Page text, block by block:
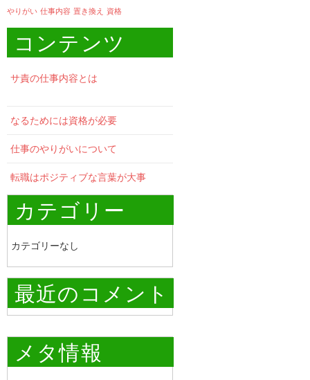
やりがい 仕事内容 置き換え 資格
コンテンツ
サ責の仕事内容とは
なるためには資格が必要
仕事のやりがいについて
転職はポジティブな言葉が大事
カテゴリー
カテゴリーなし
最近のコメント
メタ情報